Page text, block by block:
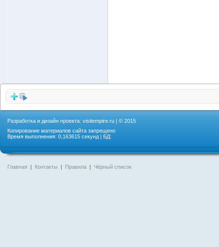
Разработка и дизайн проекта: visitempire.ru | © 2015
Копирование материалов сайта запрещено
Время выполнения: 0,163615 секунд | БД:
Главная | Контакты | Правила | Чёрный список